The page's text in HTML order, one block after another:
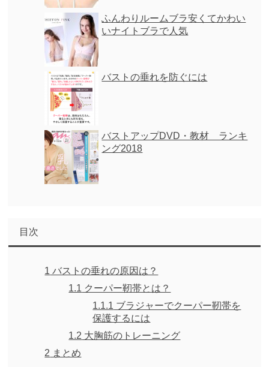
ふんわりルームブラ安くてかわい
いナイトブラで人気
バストの垂れを防ぐには
バストアップDVD・教材 ランキ
ング2018
目次
1 バストの垂れの原因は？
1.1 クーパー靭帯とは？
1.1.1 ブラジャーでクーパー靭帯を
保護するには
1.2 大胸筋のトレーニング
2 まとめ